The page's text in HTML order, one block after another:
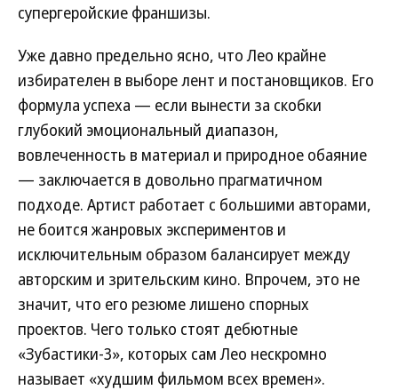
супергеройские франшизы.
Уже давно предельно ясно, что Лео крайне
избирателен в выборе лент и постановщиков. Его
формула успеха — если вынести за скобки
глубокий эмоциональный диапазон,
вовлеченность в материал и природное обаяние
— заключается в довольно прагматичном
подходе. Артист работает с большими авторами,
не боится жанровых экспериментов и
исключительным образом балансирует между
авторским и зрительским кино. Впрочем, это не
значит, что его резюме лишено спорных
проектов. Чего только стоят дебютные
«Зубастики-3», которых сам Лео нескромно
называет «худшим фильмом всех времен».